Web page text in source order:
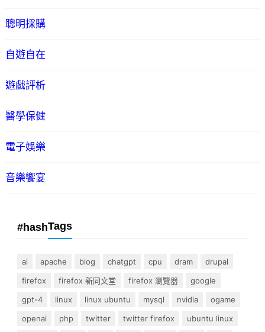
聰明採購
自遊自在
遊戲評析
醫學保健
電子娛樂
音樂饗宴
#hashTags
ai apache blog chatgpt cpu dram
drupal
firefox
firefox 新同文堂 firefox 瀏覽器
google
gpt-4
linux linux ubuntu mysql nvidia
ogame
openai
php twitter twitter firefox
ubuntu linux